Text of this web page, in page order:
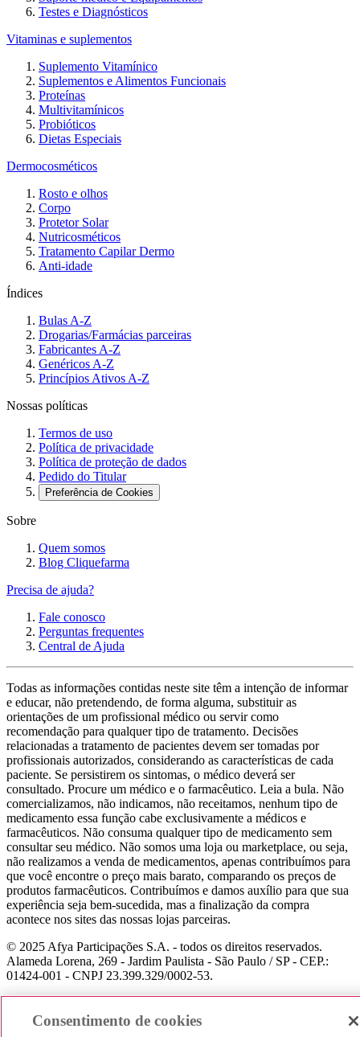
Testes e Diagnósticos
Vitaminas e suplementos
Suplemento Vitamínico
Suplementos e Alimentos Funcionais
Proteínas
Multivitamínicos
Probióticos
Dietas Especiais
Dermocosméticos
Rosto e olhos
Corpo
Protetor Solar
Nutricosméticos
Tratamento Capilar Dermo
Anti-idade
Índices
Bulas A-Z
Drogarias/Farmácias parceiras
Fabricantes A-Z
Genéricos A-Z
Princípios Ativos A-Z
Nossas políticas
Termos de uso
Política de privacidade
Política de proteção de dados
Pedido do Titular
Preferência de Cookies
Sobre
Quem somos
Blog Cliquefarma
Precisa de ajuda?
Fale conosco
Perguntas frequentes
Central de Ajuda
Todas as informações contidas neste site têm a intenção de informar
e educar, não pretendendo, de forma alguma, substituir as
orientações de um profissional médico ou servir como
recomendação para qualquer tipo de tratamento. Decisões
relacionadas a tratamento de pacientes devem ser tomadas por
profissionais autorizados, considerando as características de cada
paciente. Se persistirem os sintomas, o médico deverá ser
consultado. Procure um médico e o farmacêutico. Leia a bula. Não
comercializamos, não indicamos, não receitamos, nenhum tipo de
medicamento essa função cabe exclusivamente a médicos e
farmacêuticos. Não consuma qualquer tipo de medicamento sem
consultar seu médico. Não somos uma loja ou marketplace, ou seja,
não realizamos a venda de medicamentos, apenas contribuímos para
que você encontre o preço mais barato, comparando os preços de
produtos farmacêuticos. Contribuímos e damos auxílio para que sua
experiência seja bem-sucedida, mas a finalização da compra
acontece nos sites das nossas lojas parceiras.
© 2025 Afya Participações S.A. - todos os direitos reservados.
Alameda Lorena, 269 - Jardim Paulista - São Paulo / SP - CEP.:
01424-001 - CNPJ 23.399.329/0002-53.
Consentimento de cookies